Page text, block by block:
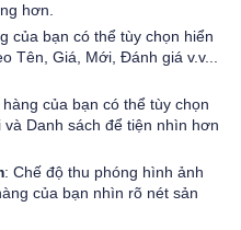
hơn.
của bạn có thể tùy chọn hiển
Tên, Giá, Mới, Đánh giá v.v...
hàng của bạn có thể tùy chọn
Danh sách để tiện nhìn hơn
: Chế độ thu phóng hình ảnh
của bạn nhìn rõ nét sản